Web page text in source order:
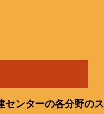
ンターの各分野のス